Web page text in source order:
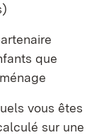
que
vous êtes
sur une